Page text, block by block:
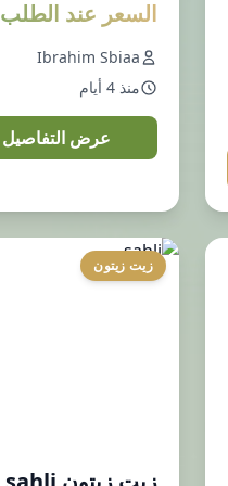
السعر عند الطلب
Ibrahim Sbiaa
منذ 4 أيام
عرض التفاصيل
زيت زيتون